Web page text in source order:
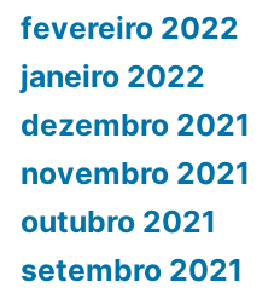
fevereiro 2022
janeiro 2022
dezembro 2021
novembro 2021
outubro 2021
setembro 2021